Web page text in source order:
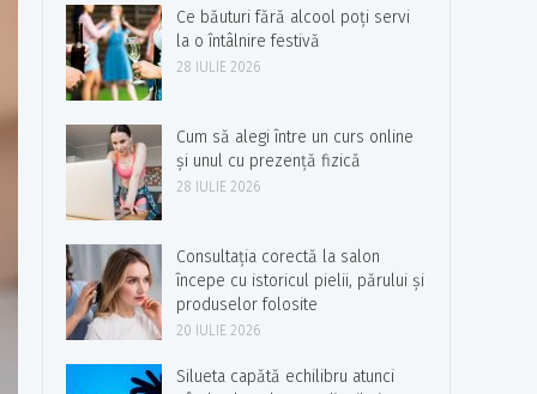
Ce băuturi fără alcool poți servi
la o întâlnire festivă
28 IULIE 2026
Cum să alegi între un curs online
și unul cu prezență fizică
28 IULIE 2026
Consultația corectă la salon
începe cu istoricul pielii, părului și
produselor folosite
20 IULIE 2026
Silueta capătă echilibru atunci